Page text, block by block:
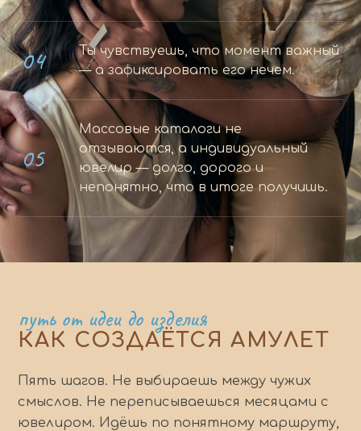
04
Ты чувствуешь, что момент важный
— а зафиксировать его нечем.
05
Массовые каталоги не
отзываются, а индивидуальный
ювелир — долго, дорого и
непонятно, что в итоге получишь.
путь от идеи до изделия
КАК СОЗДАЁТСЯ АМУЛЕТ
Пять шагов. Не выбираешь между чужих
смыслов. Не переписываешься месяцами с
ювелиром. Идёшь по понятному маршруту,